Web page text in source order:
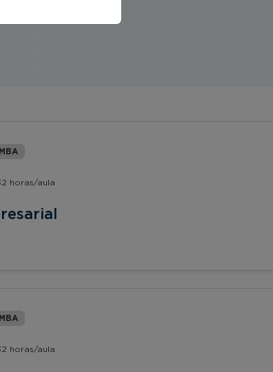
MBA
horas/aula
MBA
horas/aula